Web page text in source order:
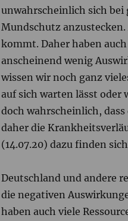
unwahrscheinlich sich
Mundschutz
kommt. Daher haben
anscheinend wenig
wissen wir noch ganz
auf sich warten lässt
doch wahrscheinlich,
daher die
(14.07.20) dazu finden sich
Deutschland und andere
die negativen
haben auch viele